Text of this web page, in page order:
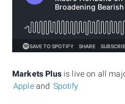
Markets Plusis live on all
Appleand Spotify